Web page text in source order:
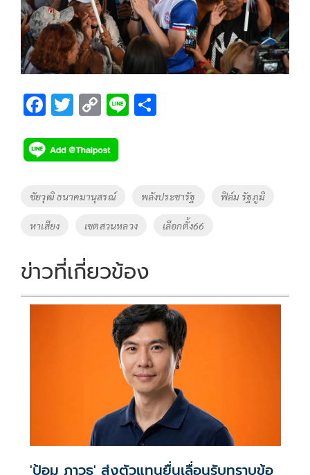
F
e
b
o
o
k
T
tt
er
C
p
y
Li
k
Li
Tags
ชัยวุฒิ ธนาคมานุสรณ์ พลังประชารัฐ ฟิล์ม รัฐภูมิ
หาเสียง เขตสวนหลวง เลือกตั้ง66
ข่าวที่เกี่ยวข้อง
'ป้อม ภาวุธ' ส่งตัวแทนยื่นเลื่อนรับทราบข้อ